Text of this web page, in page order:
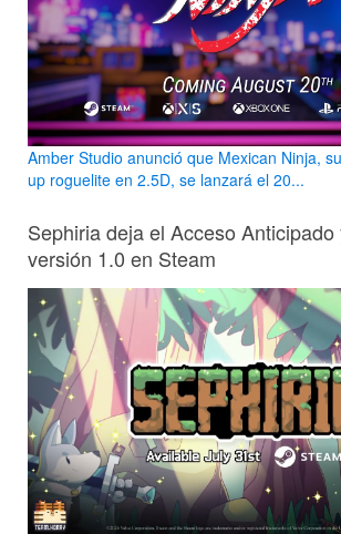
Amber Studio anunció que Mexican Ninja,
up roguelite en 2.5D, se lanzará el 20...
Sephiria deja el Acceso Anticipado
versión 1.0 en Steam